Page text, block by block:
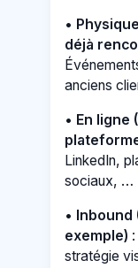
•
déjà
anciens
• En ligne
LinkedIn,
sociaux, …
• Inbound
exemple)
stratégie